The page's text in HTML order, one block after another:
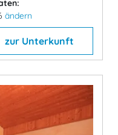
ändern
zur Unterkunft